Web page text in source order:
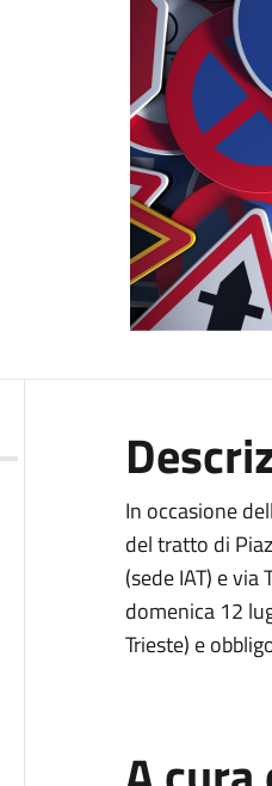
In occasione
del tratto di
(sede IAT) e
domenica 12
Trieste) e